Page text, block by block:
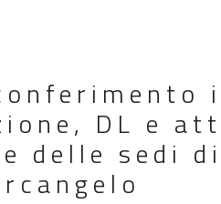
DL e
delle sedi